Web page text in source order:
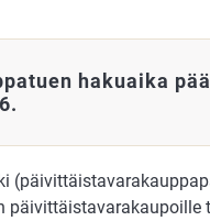
hakuaika
päivittäistavarakaupoille